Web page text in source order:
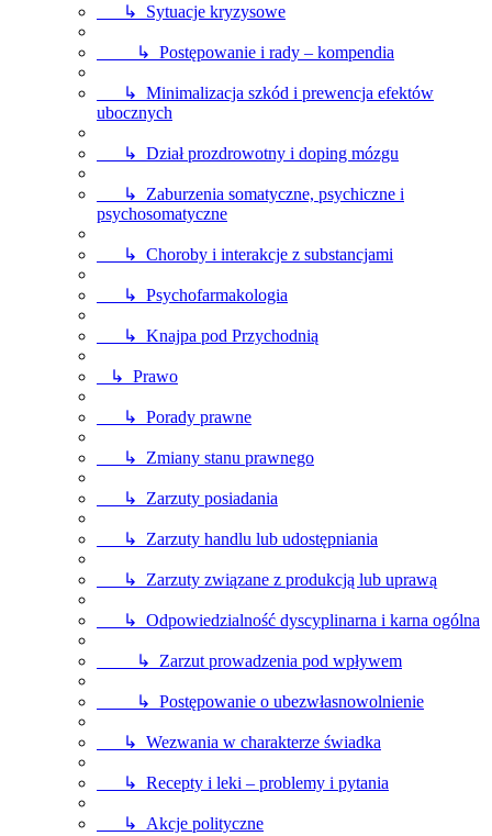
↳ Sytuacje kryzysowe
↳ Postępowanie i rady – kompendia
↳ Minimalizacja szkód i prewencja efektów
ubocznych
↳ Dział prozdrowotny i doping mózgu
↳ Zaburzenia somatyczne, psychiczne i
psychosomatyczne
↳ Choroby i interakcje z substancjami
↳ Psychofarmakologia
↳ Knajpa pod Przychodnią
↳ Prawo
↳ Porady prawne
↳ Zmiany stanu prawnego
↳ Zarzuty posiadania
↳ Zarzuty handlu lub udostępniania
↳ Zarzuty związane z produkcją lub uprawą
↳ Odpowiedzialność dyscyplinarna i karna ogólna
↳ Zarzut prowadzenia pod wpływem
↳ Postępowanie o ubezwłasnowolnienie
↳ Wezwania w charakterze świadka
↳ Recepty i leki – problemy i pytania
↳ Akcje polityczne